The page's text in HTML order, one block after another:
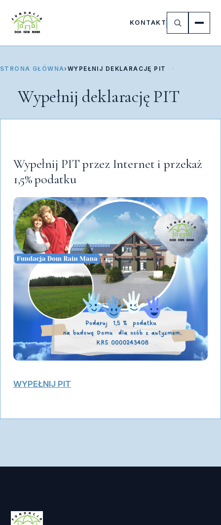
KONTAKT
STRONA GŁÓWNA› WYPEŁNIJ DEKLARACJĘ PIT
Wypełnij deklarację PIT
Wypełnij PIT przez Internet i przekaż
1,5% podatku
WYPEŁNIJ PIT